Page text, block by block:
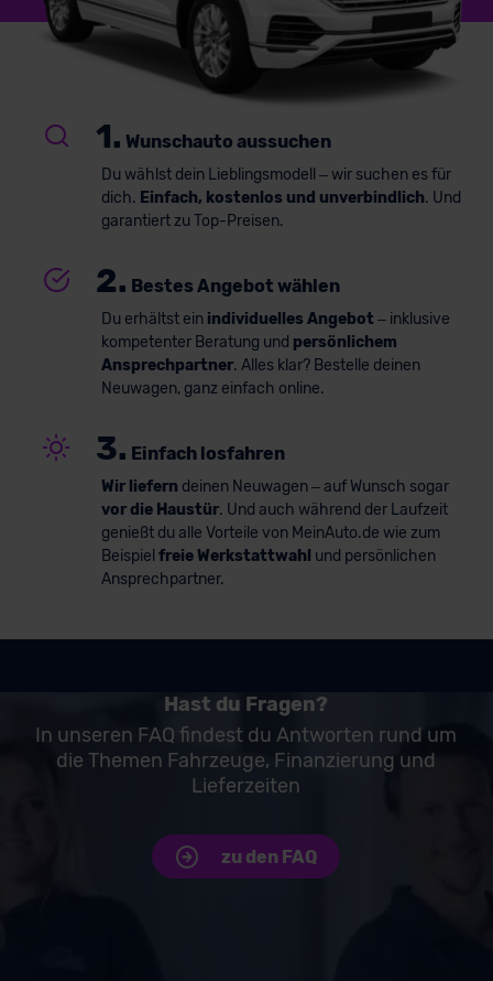
1. Wunschauto aussuchen
Du wählst dein Lieblingsmodell – wir suchen es für
dich. Einfach, kostenlos und unverbindlich. Und
garantiert zu Top-Preisen.
2. Bestes Angebot wählen
Du erhältst ein individuelles Angebot – inklusive
kompetenter Beratung und persönlichem
Ansprechpartner. Alles klar? Bestelle deinen
Neuwagen, ganz einfach online.
3. Einfach losfahren
Wir liefern deinen Neuwagen – auf Wunsch sogar
vor die Haustür. Und auch während der Laufzeit
genießt du alle Vorteile von MeinAuto.de wie zum
Beispiel freie Werkstattwahl und persönlichen
Ansprechpartner.
Hast du Fragen?
In unseren FAQ findest du Antworten rund um
die Themen Fahrzeuge, Finanzierung und
Lieferzeiten
zu den FAQ